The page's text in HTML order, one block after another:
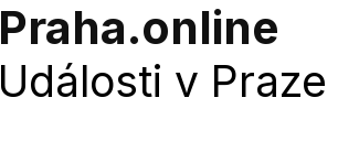
Praha.online
Události v